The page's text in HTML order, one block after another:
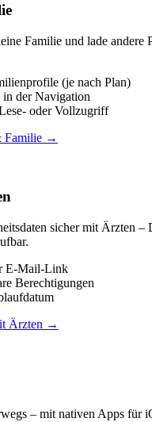
Familie und lade andere
(je nach Plan)
der Navigation
oder Vollzugriff
Familie →
sicher mit Ärzten
E-Mail-Link
Berechtigungen
Ärzten →
– mit nativen Apps für